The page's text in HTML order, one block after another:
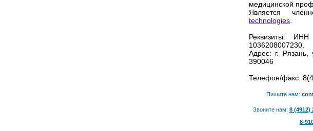
медицинской
Является
technologies
Реквизиты:
1036208007230.
Адрес: г.
390046
Телефон/факс:
Пишите нам:
Звоните нам: 8 (4912)
8-